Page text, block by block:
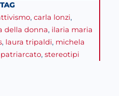
TAG
, carla lonzi
della donna, ilaria maria
, laura tripaldi, michela
patriarcato, stereotipi